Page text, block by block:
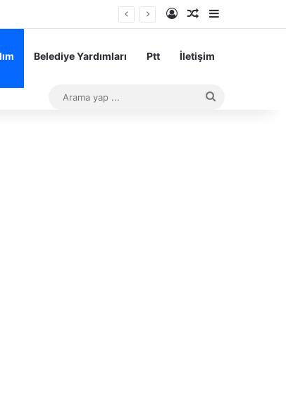
Teşvik Ödemesi Kayıt OlRastgele Makale
Belediye Yardımları Ptt İletişim